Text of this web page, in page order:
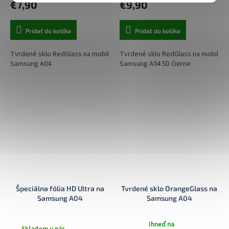
€7,90
Pridať do košíka
Tvrdené sklo RedGlass na mobil
Samsung A04
€9,90
Pridať do košíka
Tvrdené sklo RedGlass na mobil
Samsung A04 5D čierne
Špeciálna fólia HD Ultra na
Samsung A04
Tvrdené sklo OrangeGlass na
Samsung A04
Ihneď na